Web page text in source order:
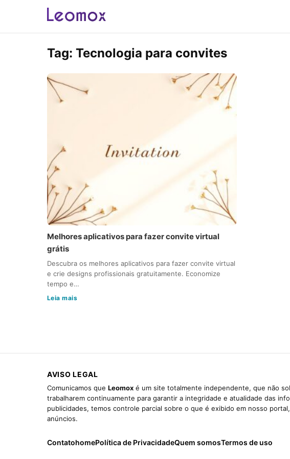
Tag: Tecnologia para convites
Melhores aplicativos para fazer convite virtual
grátis
Descubra os melhores aplicativos para fazer convite virtual
e crie designs profissionais gratuitamente. Economize
tempo e…
Leia mais
AVISO LEGAL
Comunicamos que Leomox é um site totalmente independente, que não
trabalharem continuamente para garantir a integridade e atualidade das
publicidades, temos controle parcial sobre o que é exibido em nosso
anúncios.
ContatohomePolítica de PrivacidadeQuem somosTermos de uso